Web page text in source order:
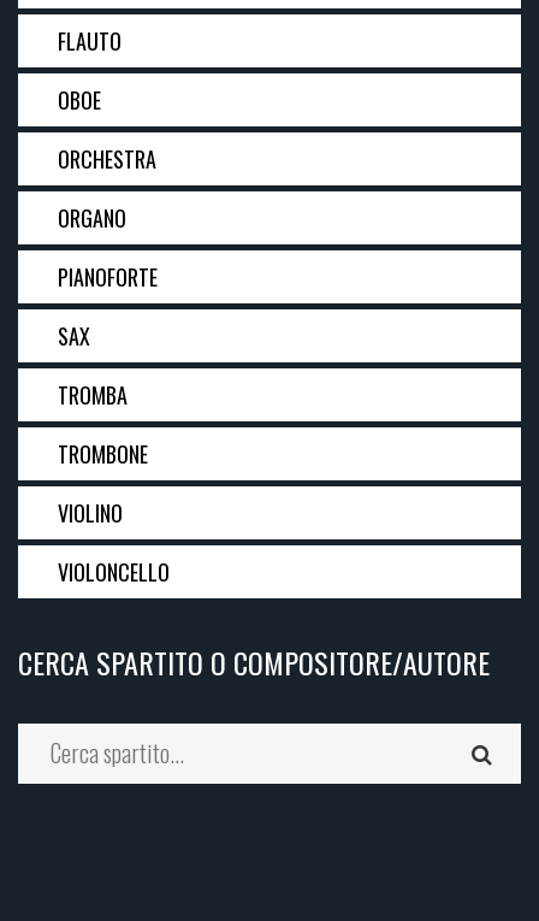
FLAUTO
OBOE
ORCHESTRA
ORGANO
PIANOFORTE
SAX
TROMBA
TROMBONE
VIOLINO
VIOLONCELLO
CERCA SPARTITO O COMPOSITORE/AUTORE